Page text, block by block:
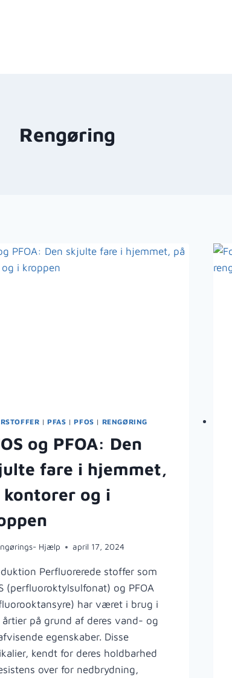
Rengøring
|PFAS |PFOS | RENGØRING
og PFOA: Den
fare i hjemmet,
kontorer og i
Hjælp april 17, 2024
Perfluorerede stoffer som
(perfluoroktylsulfonat) og PFOA
har været i brug i
årtier på grund af deres vand- og
egenskaber. Disse
kendt for deres holdbarhed
over for nedbrydning,